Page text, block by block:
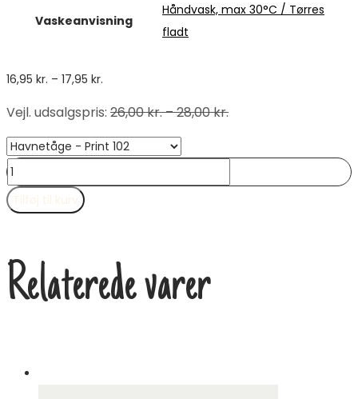
Vaskeanvisning
Håndvask, max 30°C / Tørres
fladt
16,95 kr. – 17,95 kr.
17,95 kr.
Vejl. udsalgspris: 26,00kr.–28,00kr.
DROPS
Nord
antal
Tilføj til kurv
Relaterede varer